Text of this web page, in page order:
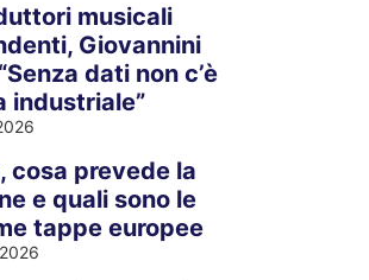
musicali
Giovannini
dati non c’è
industriale”
cosa prevede la
e quali sono le
tappe europee